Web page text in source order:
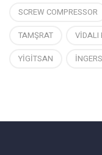
SCREW COMPRESSOR
TAMŞRAT
VİDALI
YİGİTSAN